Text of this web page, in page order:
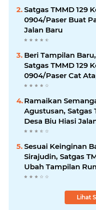
Satgas TMMD 129
0904/Paser Buat
Jalan Baru
Beri Tampilan
Satgas TMMD 129
0904/Paser Cat
Marbot
Ramaikan
Agustusan, Satgas
Desa Biu Hiasi
Sesuai Keinginan
Sirajudin, Satgas
Ubah Tampilan
Lihat